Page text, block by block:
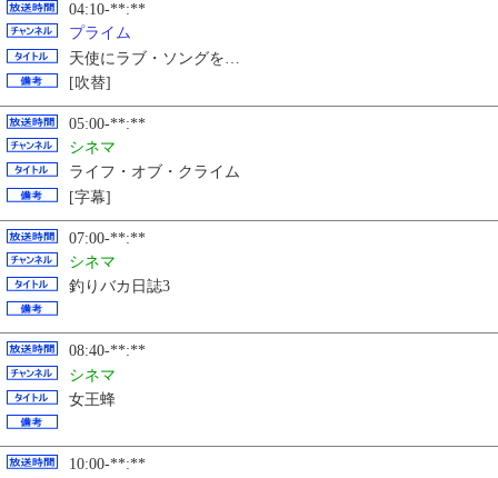
04:10-**:**
プライム
天使にラブ・ソングを…
[吹替]
05:00-**:**
シネマ
ライフ・オブ・クライム
[字幕]
07:00-**:**
シネマ
釣りバカ日誌3
08:40-**:**
シネマ
女王蜂
10:00-**:**